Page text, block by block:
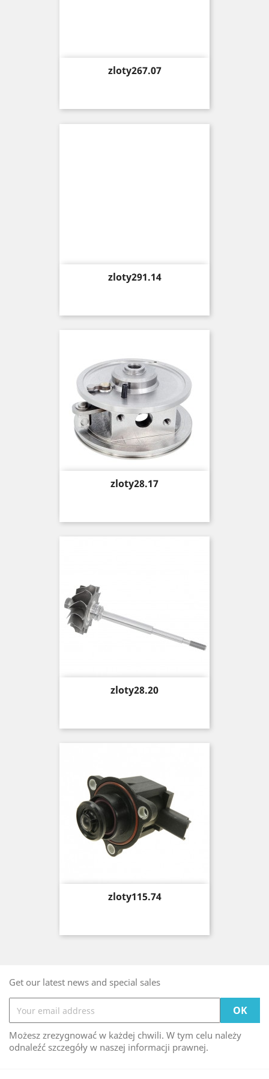
Price
zloty267.07
Price
zloty291.14
Price
zloty28.17
Price
zloty28.20
Price
zloty115.74
Get our latest news and special sales
Możesz zrezygnować w każdej chwili. W tym celu należy
odnaleźć szczegóły w naszej informacji prawnej.